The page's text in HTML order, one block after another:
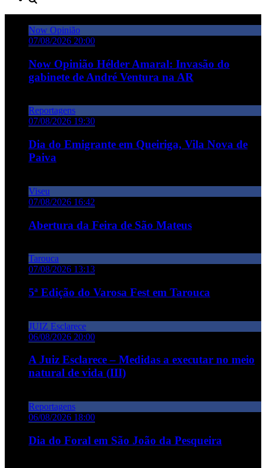
Now Opinião
07/08/2026 20:00
Now Opinião Hélder Amaral: Invasão do
gabinete de André Ventura na AR
Reportagens
07/08/2026 19:30
Dia do Emigrante em Queiriga, Vila Nova de
Paiva
Viseu
07/08/2026 16:42
Abertura da Feira de São Mateus
Tarouca
07/08/2026 13:13
5ª Edição do Varosa Fest em Tarouca
JUIZ Esclarece
06/08/2026 20:00
A Juiz Esclarece – Medidas a executar no meio
natural de vida (III)
Reportagens
06/08/2026 18:00
Dia do Foral em São João da Pesqueira